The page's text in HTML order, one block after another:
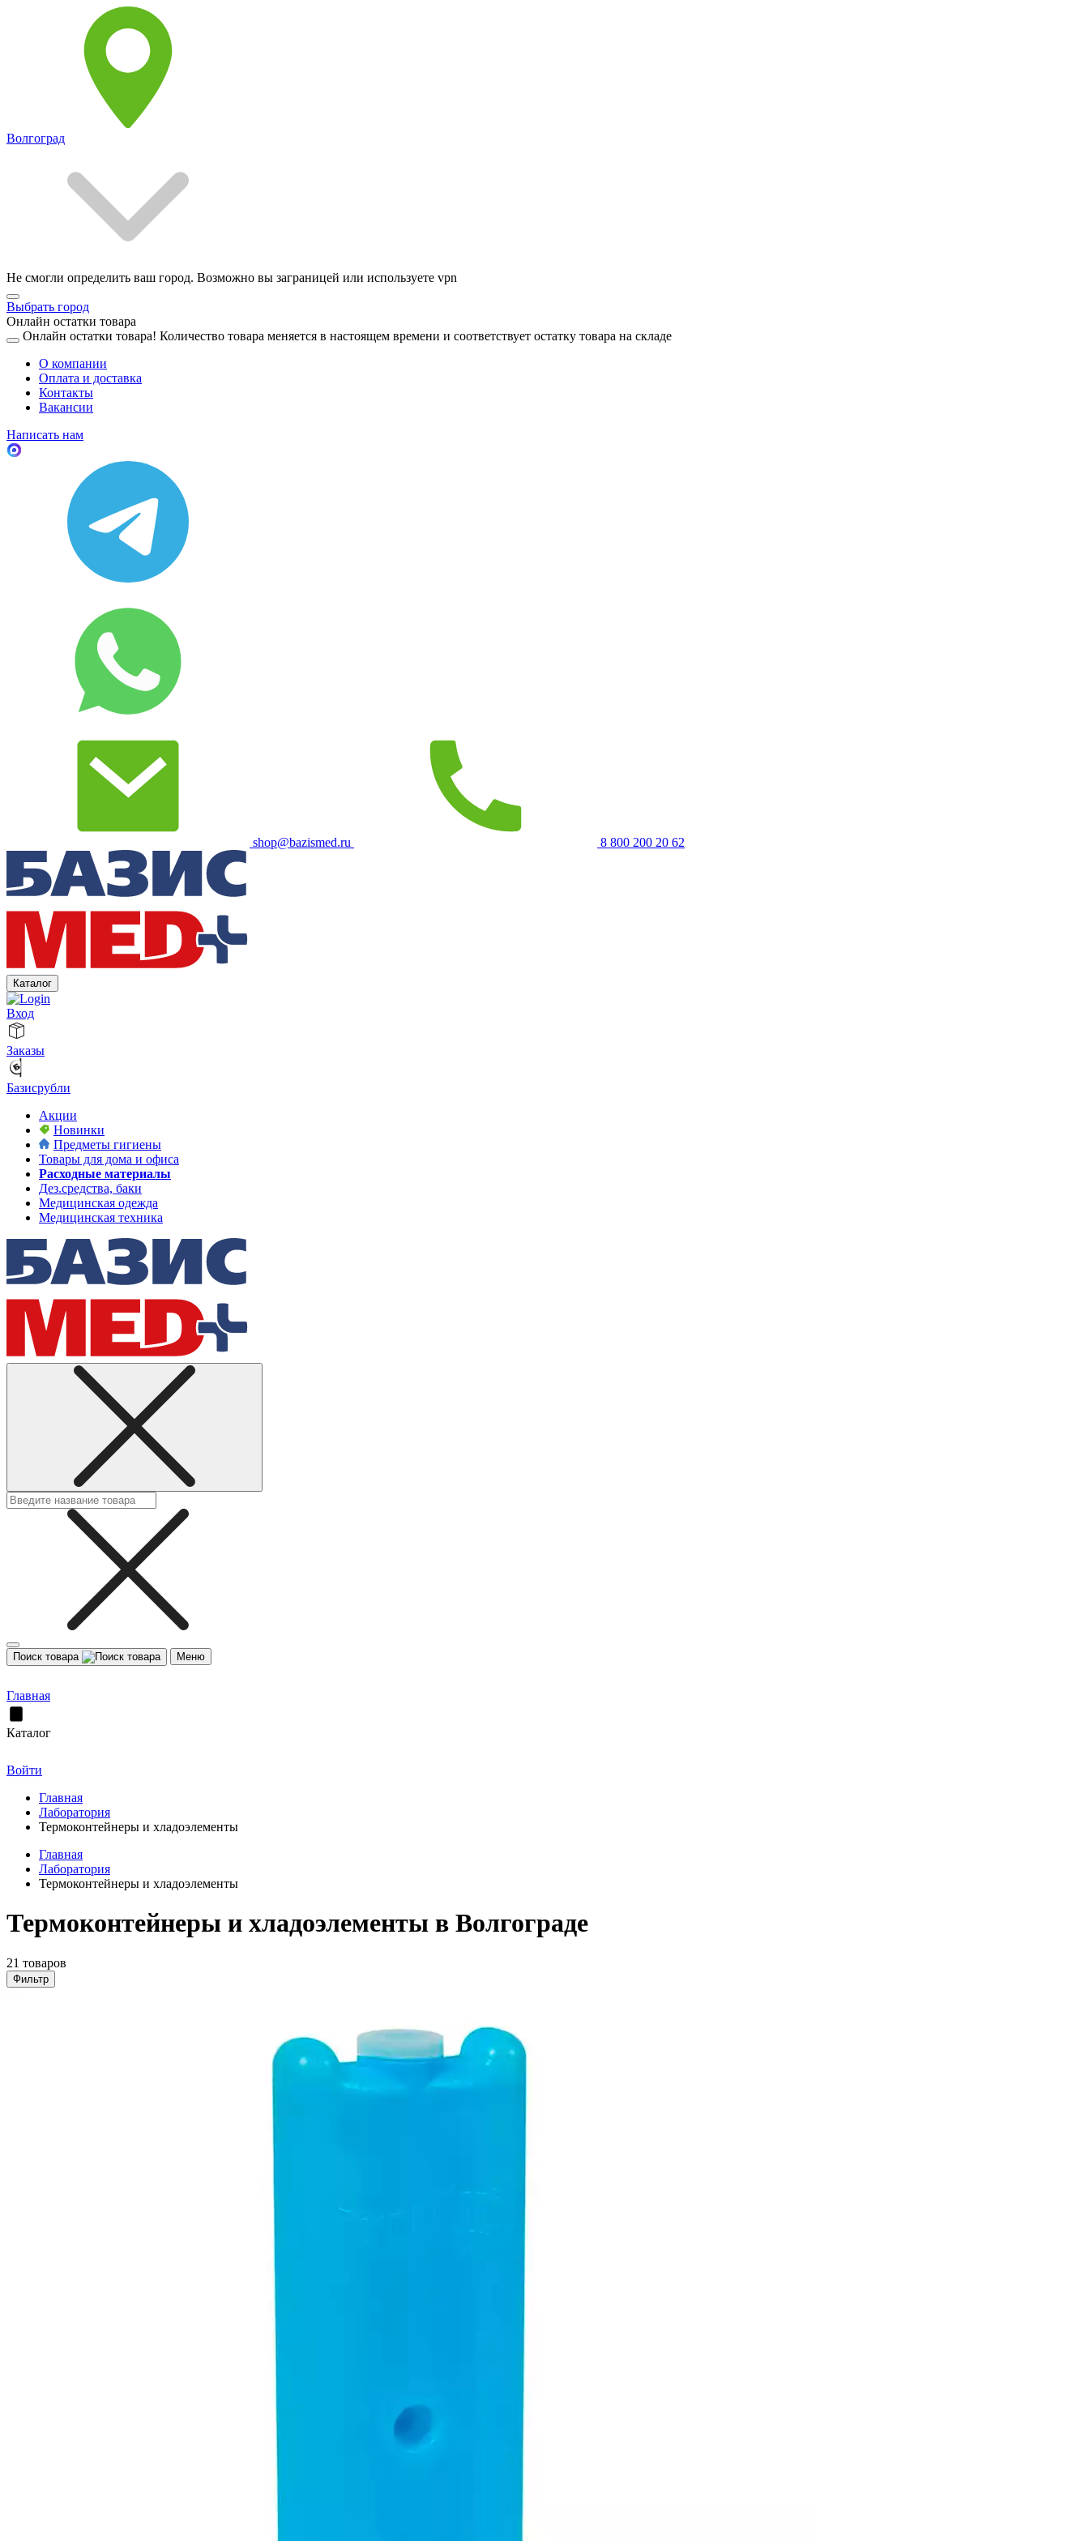
Волгоград
Не смогли определить ваш город. Возможно вы заграницей или используете vpn
Выбрать город
Онлайн остатки товара
Онлайн остатки товара! Количество товара меняется в настоящем времени и соответствует остатку товара на складе
О компании
Оплата и доставка
Контакты
Вакансии
Написать нам
shop@bazismed.ru 8 800 200 20 62
Каталог
Вход
Заказы
Базисрубли
Акции
Новинки
Предметы гигиены
Товары для дома и офиса
Расходные материалы
Дез.средства, баки
Медицинская одежда
Медицинская техника
Поиск товара Меню
Главная
Каталог
Войти
Главная
Лаборатория
Термоконтейнеры и хладоэлементы
Главная
Лаборатория
Термоконтейнеры и хладоэлементы
Термоконтейнеры и хладоэлементы в Волгограде
21 товаров
Фильтр